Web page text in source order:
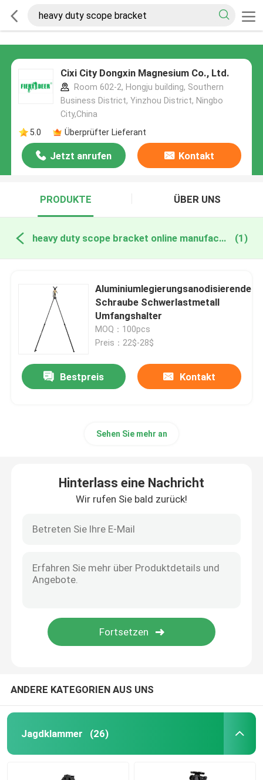
Cixi City Dongxin Magnesium Co., Ltd.
Room 602-2, Hongju building, Southern
Business District, Yinzhou District, Ningbo
City,China
5.0
Überprüfter Lieferant
Jetzt anrufen Kontakt
PRODUKTE ÜBER UNS
heavy duty scope bracket online manufacture (1)
Aluminiumlegierungsanodisierende
Schraube Schwerlastmetall
Umfangshalter
MOQ：100pcs
Preis：22$-28$
Bestpreis Kontakt
Sehen Sie mehr an
Hinterlass eine Nachricht
Wir rufen Sie bald zurück!
ANDERE KATEGORIEN AUS UNS
Jagdklammer (26)